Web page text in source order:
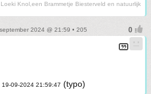
Knol,een Brammetje Biesterveld en natuurlijk
2024 @ 21:59 • 205
19-09-2024 21:59:47 (typo)